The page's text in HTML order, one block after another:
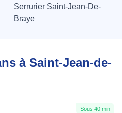
Serrurier Saint-Jean-De-
Braye
à Saint-Jean-de-
Sous 40 min